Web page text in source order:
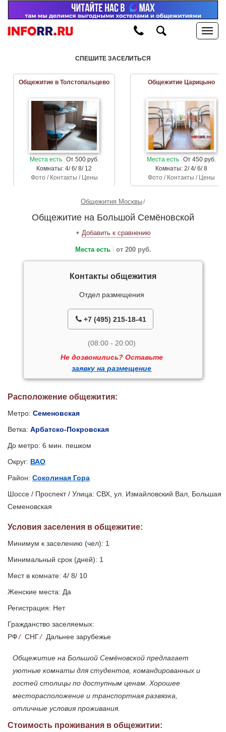
СПЕШИТЕ ЗАСЕЛИТЬСЯ
Общежитие в Толстопальцево
Места есть От 500 руб.
Комнаты: 4/ 6/ 8/ 12
Фото / Контакты / Цены
Общежитие Царицыно
Места есть От 450 руб.
Комнаты: 2/ 4/ 6/ 8
Фото / Контакты / Цены
Общежития Москвы
Общежитие на Большой Семёновской
+ Добавить к сравнению
Места есть от 200 руб.
Контакты общежития
Отдел размещения
+7 (495) 215-18-41
(08:00 - 20:00)
Не дозвонились? Оставьте
заявку на размещение
Расположение общежития:
Метро: Семеновская
Ветка: Арбатско-Покровская
До метро: 6 мин. пешком
Округ: ВАО
Район: Соколиная Гора
Шоссе / Проспект / Улица: СВХ, ул. Измайловский Вал, Большая
Семеновская
Условия заселения в общежитие:
Минимум к заселению (чел): 1
Минимальный срок (дней): 1
Мест в комнате: 4/ 8/ 10
Женские места: Да
Регистрация: Нет
Гражданство заселяемых:
РФ/ СНГ/ Дальнее зарубежье
Общежитие на Большой Семёновской предлагает
уютные комнаты для студентов, командированных и
гостей столицы по доступным ценам. Хорошее
месторасположение и транспортная развязка,
отличные условия проживания.
Стоимость проживания в общежитии: